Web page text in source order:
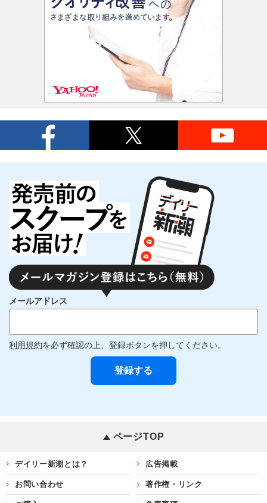
メールアドレス
利用規約を必ず確認の上、登録ボタンを押してください。
ページTOP
デイリー新潮とは？ 広告掲載
お問い合わせ 著作権・リンク